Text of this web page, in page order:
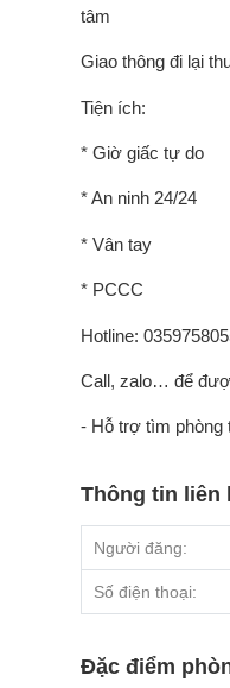
tâm
Giao thông đi lại
Tiện ích:
* Giờ giấc tự do
* An ninh 24/24
* Vân tay
* PCCC
Hotline:
Call, zalo… để
- Hỗ trợ tìm phòng
Thông tin liên
Người đăng:
Số điện thoại:
Đặc điểm